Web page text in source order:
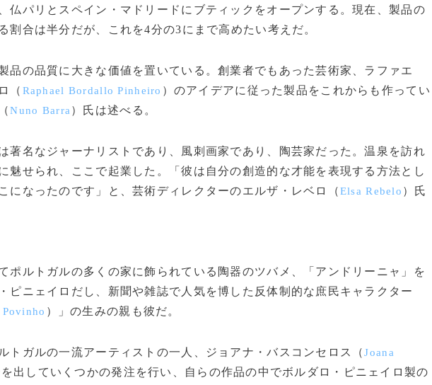
仏パリとスペイン・マドリードにブティックをオープンする。現在、製品の
割合は半分だが、これを4分の3にまで高めたい考えだ。
品の品質に大きな価値を置いている。創業者でもあった芸術家、ラファエ
（ Raphael Bordallo Pinheiro ）のアイデアに従った製品をこれからも作ってい
Nuno Barra ）氏は述べる。
著名なジャーナリストであり、風刺画家であり、陶芸家だった。温泉を訪れ
魅せられ、ここで起業した。「彼は自分の創造的な才能を表現する方法とし
になったのです」と、芸術ディレクターのエルザ・レベロ（Elsa Rebelo ）氏
ポルトガルの多くの家に飾られている陶器のツバメ、「アンドリーニャ」を
ピニェイロだし、新聞や雑誌で人気を博した反体制的な庶民キャラクター
Povinho ）」の生みの親も彼だ。
トガルの一流アーティストの一人、ジョアナ・バスコンセロス（Joana
出していくつかの発注を行い、自らの作品の中でボルダロ・ピニェイロ製の